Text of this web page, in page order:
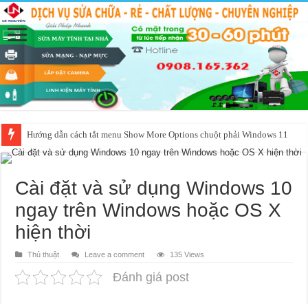
Dịch vụ cài đặt phần mềm Corel bị lỗi bản quyền
Cài đặt và sử dụng Windows 10
ngay trên Windows hoặc OS X
hiện thời
Thủ thuật Leave a comment 135 Views
Đánh giá post